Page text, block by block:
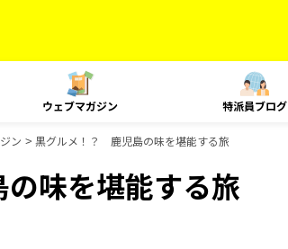
ウェブマガジン 特派員ブログ
ン 黒グルメ！？ 鹿児島の味を堪能する旅
味を堪能する旅